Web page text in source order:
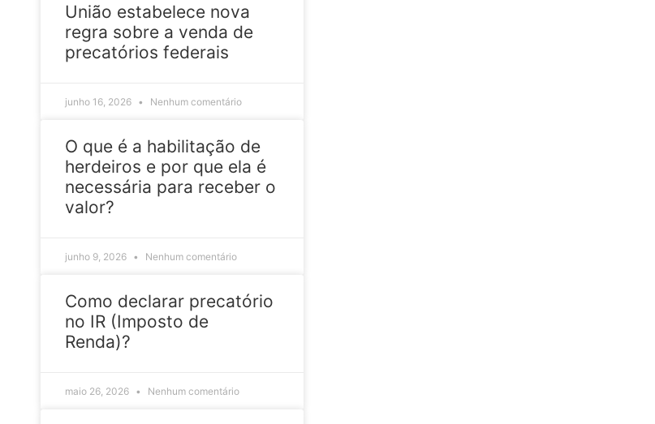
União estabelece nova
regra sobre a venda de
precatórios federais
junho 16, 2026 Nenhum comentário
O que é a habilitação de
herdeiros e por que ela é
necessária para receber o
valor?
junho 9, 2026 Nenhum comentário
Como declarar precatório
no IR (Imposto de
Renda)?
maio 26, 2026 Nenhum comentário